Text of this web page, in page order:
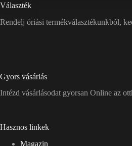
Választék
Rendelj óriási termékválasztékunkból,
Gyors vásárlás
Intézd vásárlásodat gyorsan Online az
Hasznos linkek
Magazin